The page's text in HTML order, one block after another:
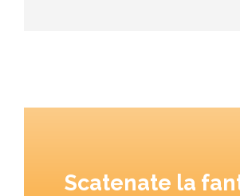
Scatenate la